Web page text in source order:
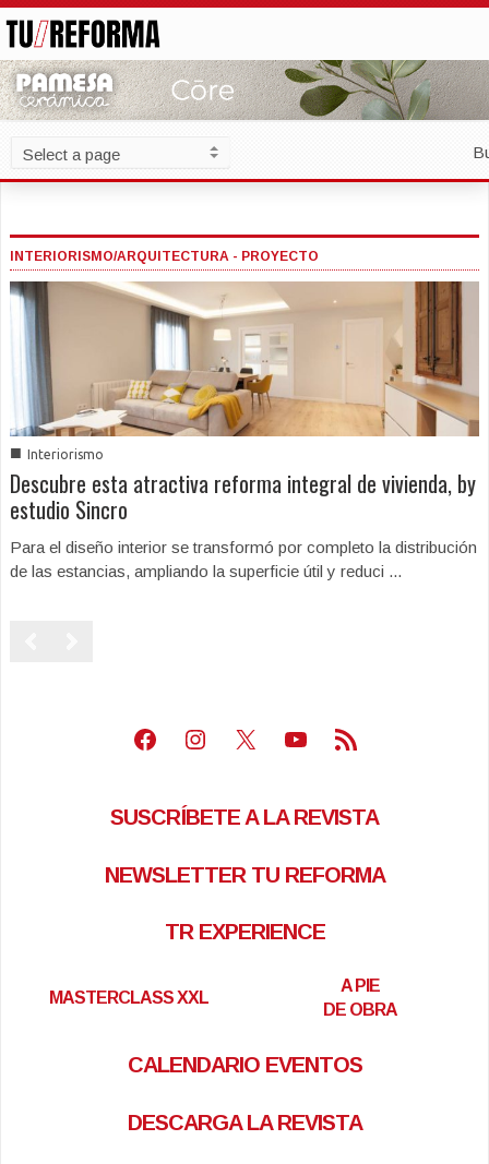
INTERIORISMO/ARQUITECTURA - PROYECTO
■ Interiorismo
Descubre esta atractiva reforma integral de vivienda, by
estudio Sincro
Para el diseño interior se transformó por completo la distribución
de las estancias, ampliando la superficie útil y reduci ...
Facebook
Instagram
X Youtube
Feed RSS
SUSCRÍBETE A LA REVISTA
NEWSLETTER TU REFORMA
TR EXPERIENCE
MASTERCLASS XXL
A PIE
DE OBRA
CALENDARIO EVENTOS
DESCARGA LA REVISTA